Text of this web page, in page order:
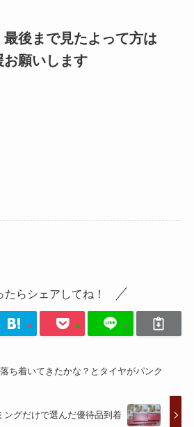
後まで見たよって方は
お願いします
たらシェアしてね！
ち着いてきたかな？とタイヤがパンク
ングだけで選んだ優待品到着